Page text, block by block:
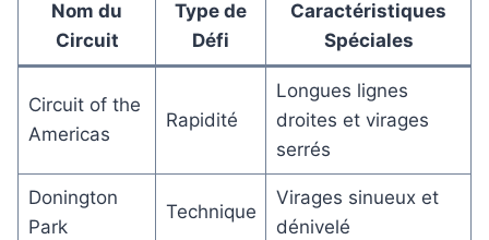
Nom du
Circuit
Type de
Défi
Caractéristiques
Spéciales
Circuit of the
Americas
Rapidité
Longues lignes
droites et virages
serrés
Donington
Park
Technique
Virages sinueux et
dénivelé